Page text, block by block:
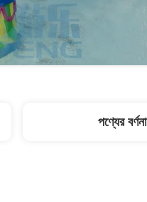
পণ্যের বর্ণনা